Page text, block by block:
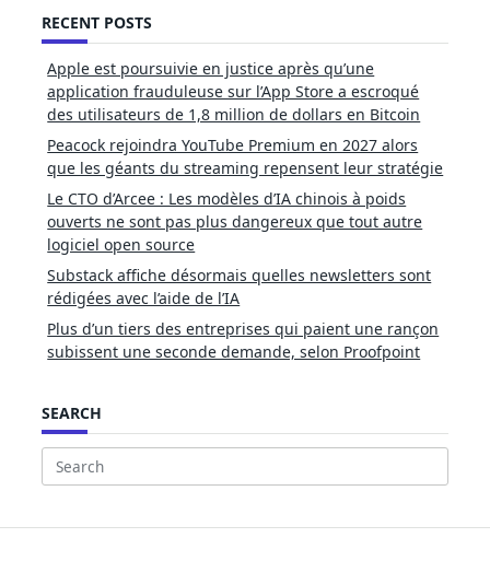
RECENT POSTS
Apple est poursuivie en justice après qu’une
application frauduleuse sur l’App Store a escroqué
des utilisateurs de 1,8 million de dollars en Bitcoin
Peacock rejoindra YouTube Premium en 2027 alors
que les géants du streaming repensent leur stratégie
Le CTO d’Arcee : Les modèles d’IA chinois à poids
ouverts ne sont pas plus dangereux que tout autre
logiciel open source
Substack affiche désormais quelles newsletters sont
rédigées avec l’aide de l’IA
Plus d’un tiers des entreprises qui paient une rançon
subissent une seconde demande, selon Proofpoint
SEARCH
Search